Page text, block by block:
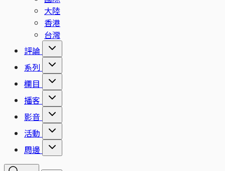
大陸
香港
台灣
評論
系列
欄目
播客
影音
活動
周邊